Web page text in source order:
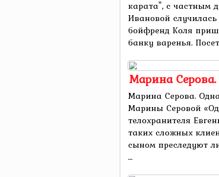
карата", с частным
Ивановой
бойфренд Коля
банку варенья.
Марина
Марина Серова.
Марины Серовой
телохранителя
таких сложных
сыном преследуют
...